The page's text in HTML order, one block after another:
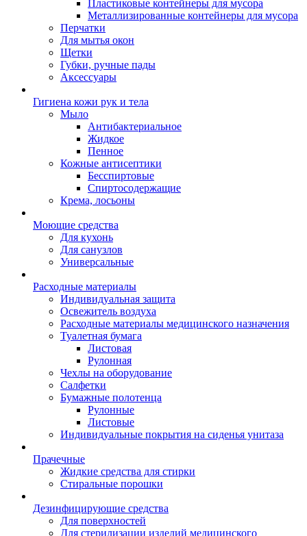
Пластиковые контейнеры для мусора
Металлизированные контейнеры для мусора
Перчатки
Для мытья окон
Щетки
Губки, ручные пады
Аксессуары
Гигиена кожи рук и тела
Мыло
Антибактериальное
Жидкое
Пенное
Кожные антисептики
Бесспиртовые
Cпиртосодержащие
Крема, лосьоны
Моющие средства
Для кухонь
Для санузлов
Универсальные
Расходные материалы
Индивидуальная защита
Освежитель воздуха
Расходные материалы медицинского назначения
Туалетная бумага
Листовая
Рулонная
Чехлы на оборудование
Салфетки
Бумажные полотенца
Рулонные
Листовые
Индивидуальные покрытия на сиденья унитаза
Прачечные
Жидкие средства для стирки
Стиральные порошки
Дезинфицирующие средства
Для поверхностей
Для стерилизации изделий медицинского